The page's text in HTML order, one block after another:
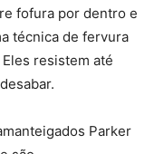
fofura por dentro e
técnica de fervura
resistem até
Parker